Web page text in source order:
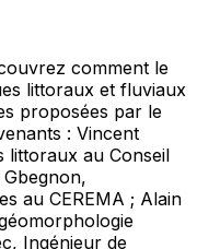
comment le
littoraux et fluviaux
proposées par le
: Vincent
littoraux au Conseil
au CEREMA ; Alain
Ingénieur de